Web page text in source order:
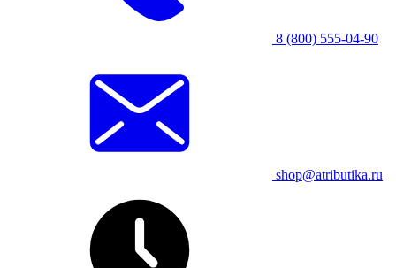
8 (800) 555-04-90
shop@atributika.ru